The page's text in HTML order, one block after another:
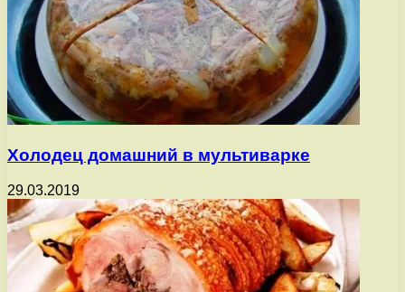
Холодец домашний в мультиварке
29.03.2019